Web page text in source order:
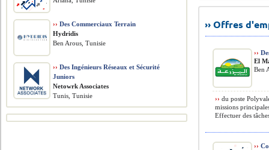
›› Offres
››
El
Ben
›› du poste
missions
Effectuer des
››
›› Des Commerciaux Terrain
Hydridis
Ben Arous, Tunisie
›› Des Ingénieurs Réseaux et Sécurité
Juniors
Netowrk Associates
Tunis, Tunisie